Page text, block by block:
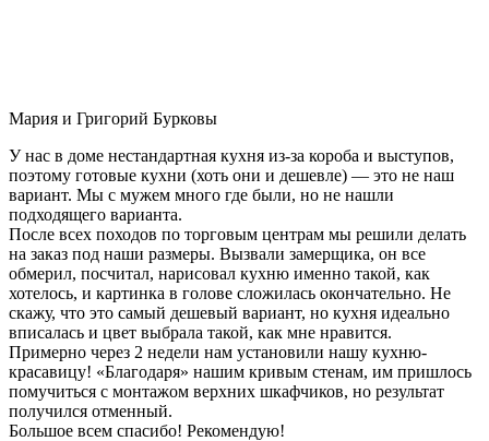
Мария и Григорий Бурковы
У нас в доме нестандартная кухня из-за короба и выступов,
поэтому готовые кухни (хоть они и дешевле) — это не наш
вариант. Мы с мужем много где были, но не нашли
подходящего варианта.
После всех походов по торговым центрам мы решили делать
на заказ под наши размеры. Вызвали замерщика, он все
обмерил, посчитал, нарисовал кухню именно такой, как
хотелось, и картинка в голове сложилась окончательно. Не
скажу, что это самый дешевый вариант, но кухня идеально
вписалась и цвет выбрала такой, как мне нравится.
Примерно через 2 недели нам установили нашу кухню-
красавицу! «Благодаря» нашим кривым стенам, им пришлось
помучиться с монтажом верхних шкафчиков, но результат
получился отменный.
Большое всем спасибо! Рекомендую!